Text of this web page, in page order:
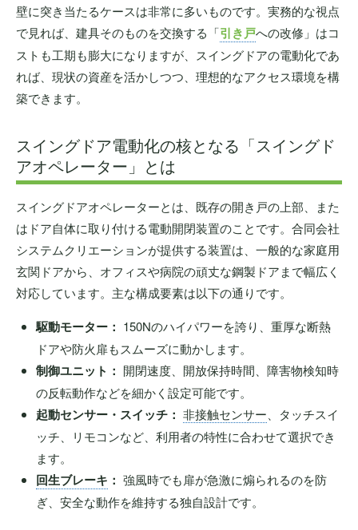
壁に突き当たるケースは非常に多いものです。実務的な視点
で見れば、建具そのものを交換する「引き戸への改修」はコ
ストも工期も膨大になりますが、スイングドアの電動化であ
れば、現状の資産を活かしつつ、理想的なアクセス環境を構
築できます。
スイングドア電動化の核となる「スイングド
アオペレーター」とは
スイングドアオペレーターとは、既存の開き戸の上部、また
はドア自体に取り付ける電動開閉装置のことです。合同会社
システムクリエーションが提供する装置は、一般的な家庭用
玄関ドアから、オフィスや病院の頑丈な鋼製ドアまで幅広く
対応しています。主な構成要素は以下の通りです。
駆動モーター： 150Nのハイパワーを誇り、重厚な断熱
ドアや防火扉もスムーズに動かします。
制御ユニット： 開閉速度、開放保持時間、障害物検知時
の反転動作などを細かく設定可能です。
起動センサー・スイッチ： 非接触センサー 、タッチスイ
ッチ、リモコンなど、利用者の特性に合わせて選択でき
ます。
回生ブレーキ ： 強風時でも扉が急激に煽られるのを防
ぎ、安全な動作を維持する独自設計です。